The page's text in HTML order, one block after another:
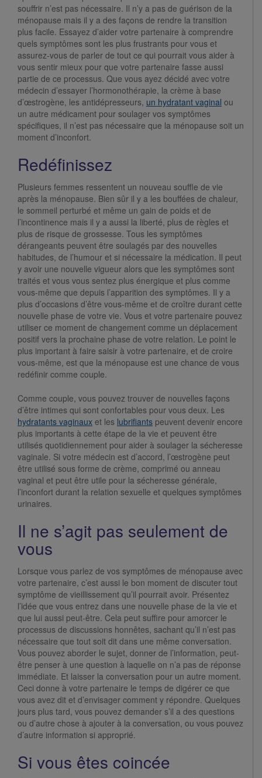
souffrir n’est pas nécessaire. Il n’y a pas de guérison de la
ménopause mais il y a des façons de rendre la transition
plus facile. Essayez d’aider votre partenaire à comprendre
quels symptômes sont les plus frustrants pour vous et
assurez-vous de parler de tout ce qui pourrait vous aider à
vous sentir mieux pour que votre partenaire fasse aussi
partie de ce processus. Que vous ayez décidé avec votre
médecin d’essayer l’hormonothérapie, la crème à base
d’œstrogène, les antidépresseurs, un hydratant vaginal ou
un autre médicament pour soulager vos symptômes
spécifiques, il n’est pas nécessaire que la ménopause soit un
moment d’inconfort.
Redéfinissez
Plusieurs femmes ressentent un nouveau souffle de vie
après la ménopause. Bien sûr il y a les bouffées de chaleur,
le sommeil perturbé et même un gain de poids et de
l’incontinence mais il y a aussi la liberté, plus de règles et
plus de risque de grossesse. Tous les symptômes
dérangeants peuvent être soulagés par des nouvelles
habitudes, de l’humour et si nécessaire la médication. Il peut
y avoir une nouvelle vigueur alors que les symptômes sont
traités et vous vous sentez plus énergique et plus comme
vous-même que depuis l’apparition des symptômes. Il y a
plus d’occasions d’être vous-même et de croître durant cette
nouvelle phase de votre vie. Vous et votre partenaire pouvez
utiliser ce moment de changement comme un déplacement
positif vers la prochaine phase de votre relation. Le point le
plus important à faire saisir à votre partenaire, et de croire
vous-même, est que la ménopause est une chance de vous
redéfinir comme couple.
Comme couple, vous pouvez trouver de nouvelles façons
d’être intimes qui sont confortables pour vous deux. Les
hydratants vaginaux et les lubrifiants peuvent devenir encore
plus importants à cette étape de la vie et peuvent être
utilisés quotidiennement pour aider à soulager la sécheresse
vaginale. Si votre médecin est d’accord, l’œstrogène peut
être utilisé sous forme de crème, comprimé ou anneau
vaginal et peut être utile pour la sécheresse générale,
l’inconfort durant la relation sexuelle et quelques symptômes
urinaires.
Il ne s’agit pas seulement de
vous
Lorsque vous parlez de vos symptômes de ménopause avec
votre partenaire, c’est aussi le bon moment de discuter tout
symptôme de vieillissement qu’il pourrait avoir. Présentez
l’idée que vous entrez dans une nouvelle phase de la vie et
que lui aussi peut-être. Cela peut suffire pour amorcer le
processus de discussions honnêtes, sachant qu’il n’est pas
nécessaire que tout soit dit dans une même conversation.
Vous pouvez aborder le sujet, donner de l’information, peut-
être penser à une question à laquelle on n’a pas de réponse
immédiate. Et laisser la conversation pour un autre moment.
Ceci donne à votre partenaire le temps de digérer ce que
vous avez dit et d’envisager comment y répondre. Quelques
jours plus tard, vous pouvez demander s’il a des questions
ou d’autre chose à ajouter à la conversation, ou vous pouvez
d’autre information si approprié.
Si vous êtes coincée